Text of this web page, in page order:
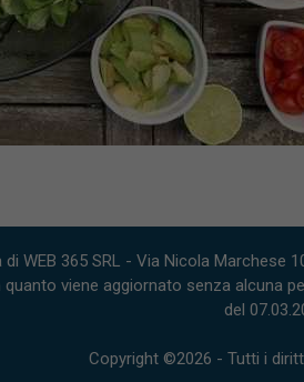
WEB 365 SRL - Via Nicola Marchese
viene aggiornato senza alcuna
del
Copyright ©2026 - Tutti i